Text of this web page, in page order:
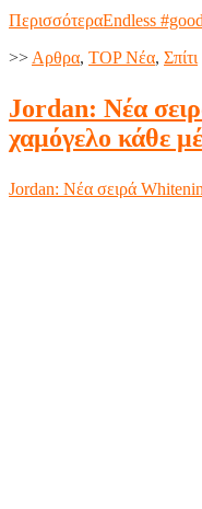
ΠερισσότεραEndless
>>Aρθρα, TOP Nέα, Σπίτι
Jordan: Νέα
χαμόγελο κάθε
Jordan: Νέα σειρά